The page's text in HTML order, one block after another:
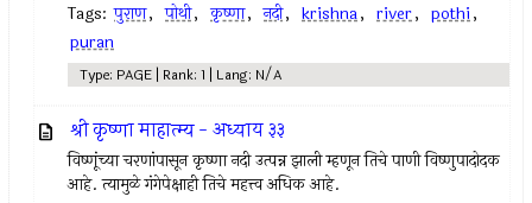
Tags: पुराण, पोथी, कृष्णा, नदी, krishna, river, pothi,
puran
Type: PAGE | Rank: 1 | Lang: N/A
श्री कृष्णा माहात्म्य - अध्याय ३३
विष्णूंच्या चरणांपासून कृष्णा नदी उत्पन्न झाली म्हणून तिचे पाणी विष्णुपादोदक
आहे. त्यामुळे गंगेपेक्षाही तिचे महत्त्व अधिक आहे.